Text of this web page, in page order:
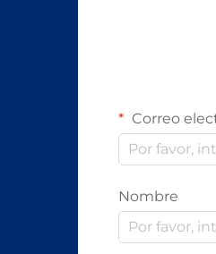
Correo
Nombre